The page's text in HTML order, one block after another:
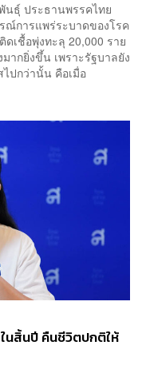
ธุ์ ประธานพรรคไทย
ณ์การแพร่ระบาดของโรค
เชื้อพุ่งทะลุ 20,000 ราย
ากยิ่งขึ้น เพราะรัฐบาลยัง
ปกว่านั้น คือเมื่อ
นสิ้นปี คืนชีวิตปกติให้